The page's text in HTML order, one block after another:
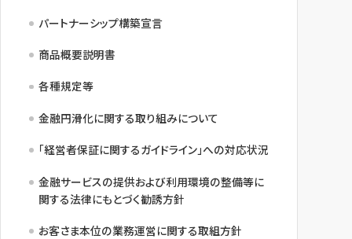
パートナーシップ構築宣言
商品概要説明書
各種規定等
金融円滑化に関する取り組みについて
「経営者保証に関するガイドライン」への対応状況
金融サービスの提供および利用環境の整備等に
関する法律にもとづく勧誘方針
お客さま本位の業務運営に関する取組方針